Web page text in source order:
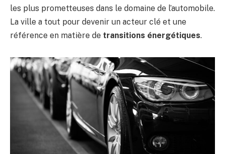
les plus prometteuses dans le domaine de l’automobile.
La ville a tout pour devenir un acteur clé et une
référence en matière de transitions énergétiques.